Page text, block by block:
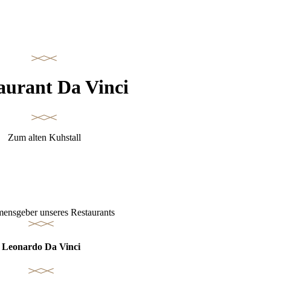
Da Vinci
Zum alten Kuhstall
unseres Restaurants
Leonardo Da Vinci